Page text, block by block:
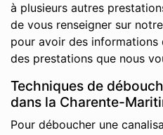
à plusieurs autres
de vous renseigner sur
pour avoir des informations
des prestations que nous
Techniques de
dans la Charente-
Pour déboucher une